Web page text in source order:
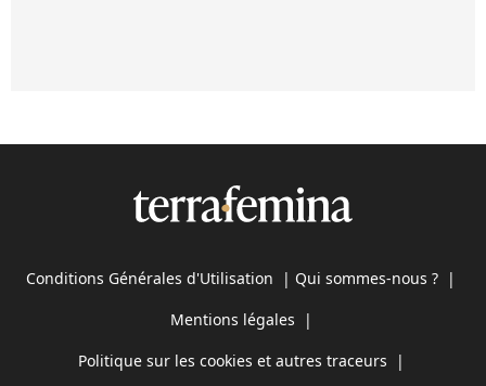
Conditions Générales d'Utilisation | Qui sommes-nous ? |
Mentions légales |
Politique sur les cookies et autres traceurs |